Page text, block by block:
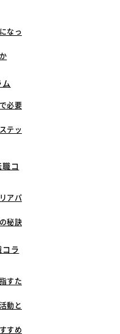
なっ
ム
必要
テッ
職コ
アパ
秘訣
コラ
すた
動と
すめ